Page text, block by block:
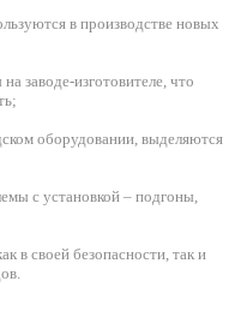
в производстве новых
заводе-изготовителе, что
оборудовании, выделяются
с установкой – подгоны,
в своей безопасности, так и